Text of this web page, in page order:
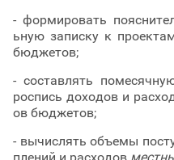
- формировать
ьную записку к
бюджетов;
- составлять
роспись доходов и
ов бюджетов;
- вычислять объемы
плений и расходов